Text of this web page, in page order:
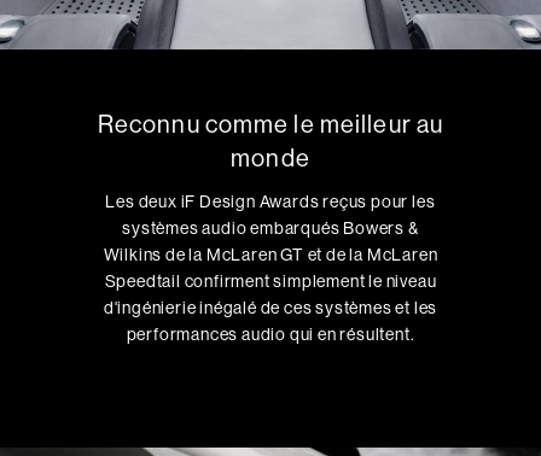
Reconnu comme le meilleur au
monde
Les deux iF Design Awards reçus pour les
systèmes audio embarqués Bowers &
Wilkins de la McLaren GT et de la McLaren
Speedtail confirment simplement le niveau
d'ingénierie inégalé de ces systèmes et les
performances audio qui en résultent.